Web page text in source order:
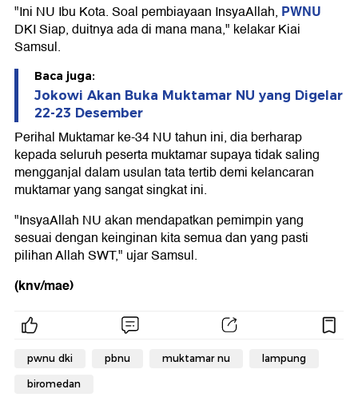
"Ini NU Ibu Kota. Soal pembiayaan InsyaAllah, PWNU
DKI Siap, duitnya ada di mana mana," kelakar Kiai
Samsul.
Baca juga:
Jokowi Akan Buka Muktamar NU yang Digelar
22-23 Desember
Perihal Muktamar ke-34 NU tahun ini, dia berharap
kepada seluruh peserta muktamar supaya tidak saling
mengganjal dalam usulan tata tertib demi kelancaran
muktamar yang sangat singkat ini.
"InsyaAllah NU akan mendapatkan pemimpin yang
sesuai dengan keinginan kita semua dan yang pasti
pilihan Allah SWT," ujar Samsul.
(knv/mae)
pwnu dki pbnu muktamar nu lampung
biromedan